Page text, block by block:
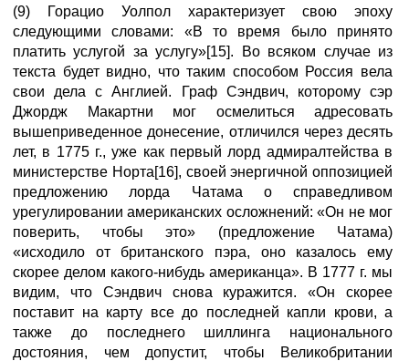
(9) Горацио Уолпол характеризует свою эпоху
следующими словами: «В то время было принято
платить услугой за услугу»[15]. Во всяком случае из
текста будет видно, что таким способом Россия вела
свои дела с Англией. Граф Сэндвич, которому сэр
Джордж Макартни мог осмелиться адресовать
вышеприведенное донесение, отличился через десять
лет, в 1775 г., уже как первый лорд адмиралтейства в
министерстве Норта[16], своей энергичной оппозицией
предложению лорда Чатама о справедливом
урегулировании американских осложнений: «Он не мог
поверить, чтобы это» (предложение Чатама)
«исходило от британского пэра, оно казалось ему
скорее делом какого-нибудь американца». В 1777 г. мы
видим, что Сэндвич снова куражится. «Он скорее
поставит на карту все до последней капли крови, а
также до последнего шиллинга национального
достояния, чем допустит, чтобы Великобритании